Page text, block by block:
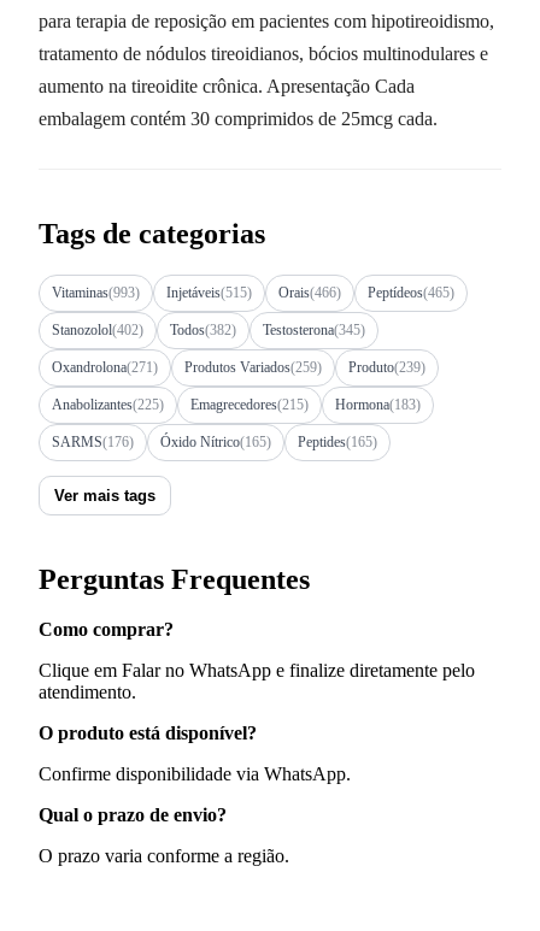
para terapia de reposição em pacientes com hipotireoidismo,
tratamento de nódulos tireoidianos, bócios multinodulares e
aumento na tireoidite crônica. Apresentação Cada
embalagem contém 30 comprimidos de 25mcg cada.
Tags de categorias
Vitaminas(993) Injetáveis(515) Orais(466) Peptídeos(465)
Stanozolol(402) Todos(382) Testosterona(345)
Oxandrolona(271) Produtos Variados(259) Produto(239)
Anabolizantes(225) Emagrecedores(215) Hormona(183)
SARMS(176) Óxido Nítrico(165) Peptides(165)
Ver mais tags
Perguntas Frequentes
Como comprar?
Clique em Falar no WhatsApp e finalize diretamente pelo
atendimento.
O produto está disponível?
Confirme disponibilidade via WhatsApp.
Qual o prazo de envio?
O prazo varia conforme a região.